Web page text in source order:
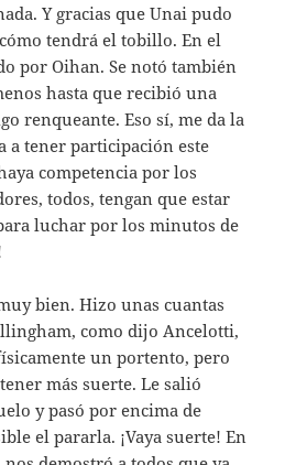
Y gracias que Unai pudo
tendrá el tobillo. En el
por Oihan. Se notó también
hasta que recibió una
renqueante. Eso sí, me da la
a tener participación este
competencia por los
todos, tengan que estar
luchar por los minutos de
bien. Hizo unas cuantas
como dijo Ancelotti,
un portento, pero
más suerte. Le salió
y pasó por encima de
el pararla. ¡Vaya suerte! En